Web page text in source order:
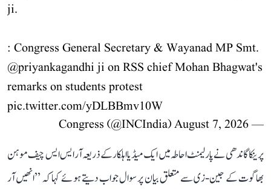
ji.
: Congress General Secretary & Wayanad MP Smt.
@priyankagandhiji on RSS chief Mohan Bhagwat's
remarks on students protest
pic.twitter.com/yDLBBmv10W
— Congress (@INCIndia)
August 7, 2026
پرینکا گاندھی نے پارلیمنٹ احاطہ میں ایک میڈیا اہلکار کے ذریعہ آر ایس ایس چیف موہن
بھاگوت کے جین-زی سے متعلق بیان پر سوال جواب دیتے ہوئے کہا کہ ’’انھیں آر